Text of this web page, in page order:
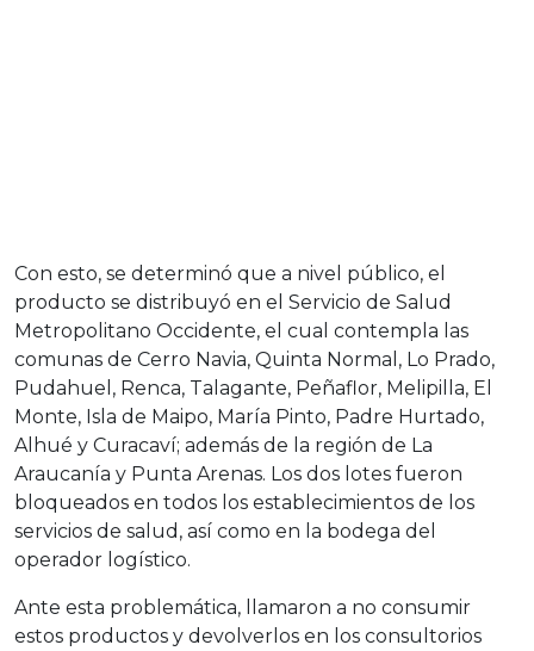
Con esto, se determinó que a nivel público, el
producto se distribuyó en el Servicio de Salud
Metropolitano Occidente, el cual contempla las
comunas de Cerro Navia, Quinta Normal, Lo Prado,
Pudahuel, Renca, Talagante, Peñaflor, Melipilla, El
Monte, Isla de Maipo, María Pinto, Padre Hurtado,
Alhué y Curacaví; además de la región de La
Araucanía y Punta Arenas. Los dos lotes fueron
bloqueados en todos los establecimientos de los
servicios de salud, así como en la bodega del
operador logístico.
Ante esta problemática, llamaron a no consumir
estos productos y devolverlos en los consultorios